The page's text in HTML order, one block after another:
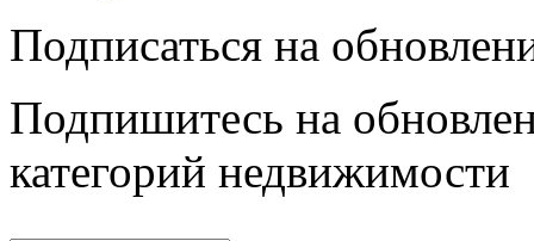
Подписаться на
Подпишитесь на
категорий недвижимости